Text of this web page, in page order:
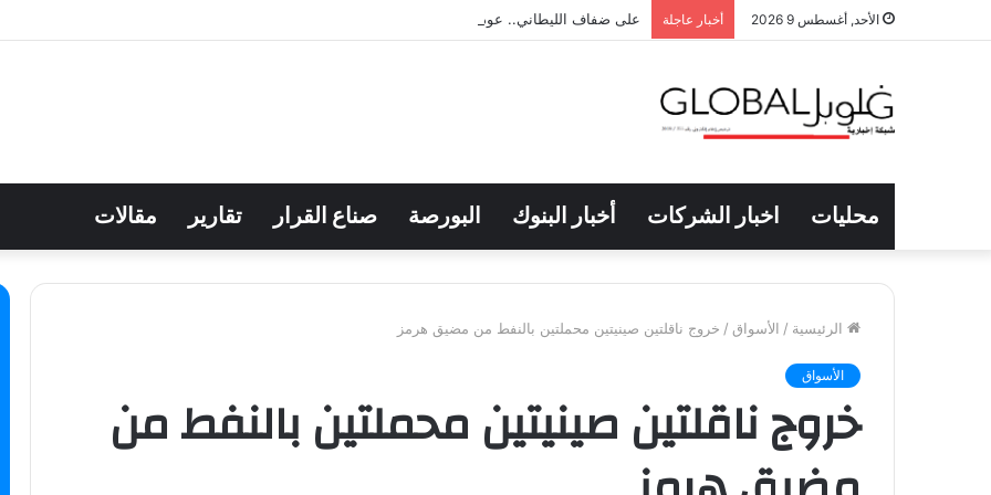
الأحد, أغسطس 9 2026 أخبار عاجلة على ضفاف الليطاني.. عودة الحياة إلى المتنزهات وسط تعافٍ اقتصادي هش
محليات اخبار الشركات أخبار البنوك البورصة صناع القرار تقارير مقالات
الرئيسية / الأسواق / خروج ناقلتين صينيتين محملتين بالنفط من مضيق هرمز
الأسواق
خروج ناقلتين صينيتين محملتين بالنفط من